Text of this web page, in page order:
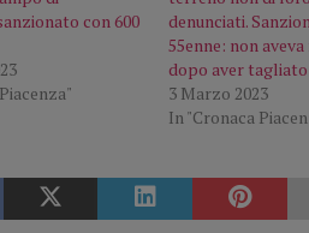
con 600
denunciati.
55enne: non
dopo aver
3 Marzo 2023
In "Cronaca